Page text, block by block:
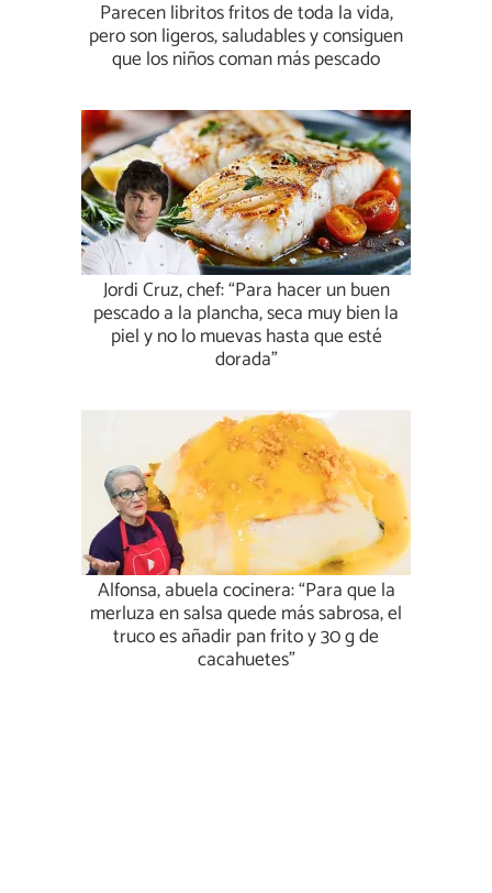
Parecen libritos fritos de toda la vida,
pero son ligeros, saludables y consiguen
que los niños coman más pescado
Jordi Cruz, chef: “Para hacer un buen
pescado a la plancha, seca muy bien la
piel y no lo muevas hasta que esté
dorada”
Alfonsa, abuela cocinera: “Para que la
merluza en salsa quede más sabrosa, el
truco es añadir pan frito y 30 g de
cacahuetes”